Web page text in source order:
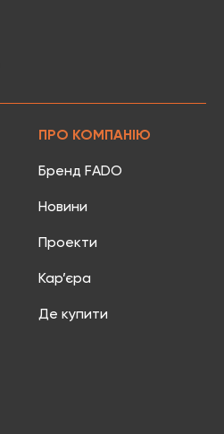
ПРО КОМПАНІЮ
Бренд FADO
Новини
Проекти
Кар’єра
Де купити